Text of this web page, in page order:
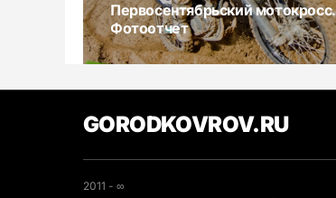
Первосентябрьский мотокросс.
Фотоотчет
GORODKOVROV.RU
2011 - ∞